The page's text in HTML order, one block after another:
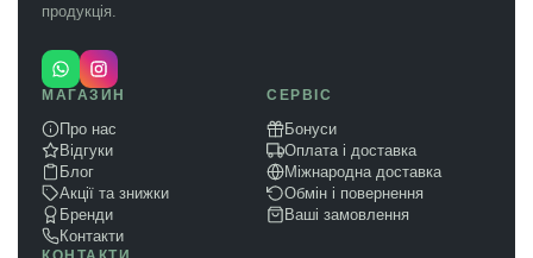
продукція.
МАГАЗИН
Про нас
Відгуки
Блог
Акції та знижки
Бренди
Контакти
СЕРВІС
Бонуси
Оплата і доставка
Міжнародна доставка
Обмін і повернення
Ваші замовлення